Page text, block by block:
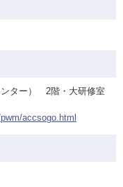
ンター） 2階・大研修室
accsogo.html